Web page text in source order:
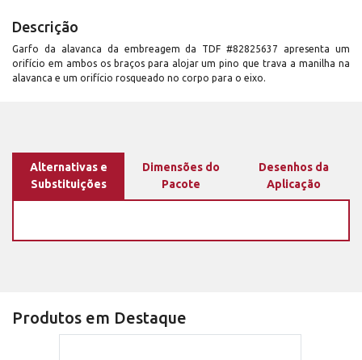
Descrição
Garfo da alavanca da embreagem da TDF #82825637 apresenta um
orifício em ambos os braços para alojar um pino que trava a manilha na
alavanca e um orifício rosqueado no corpo para o eixo.
Alternativas e
Substituições
Dimensões do
Pacote
Desenhos da
Aplicação
Produtos em Destaque